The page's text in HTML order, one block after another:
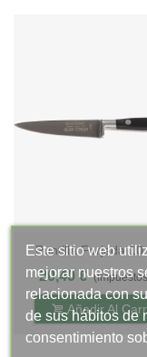
Puntilla Forjada 10
Titanio Plata -
Estuche
20,40 €
Añadir Al
Este sitio web
mejorar nuestros
relacionada con
de sus hábitos de
consentimiento